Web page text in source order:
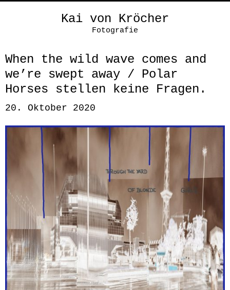
Kai von Kröcher
Fotografie
When the wild wave comes and
we’re swept away / Polar
Horses stellen keine Fragen.
20. Oktober 2020